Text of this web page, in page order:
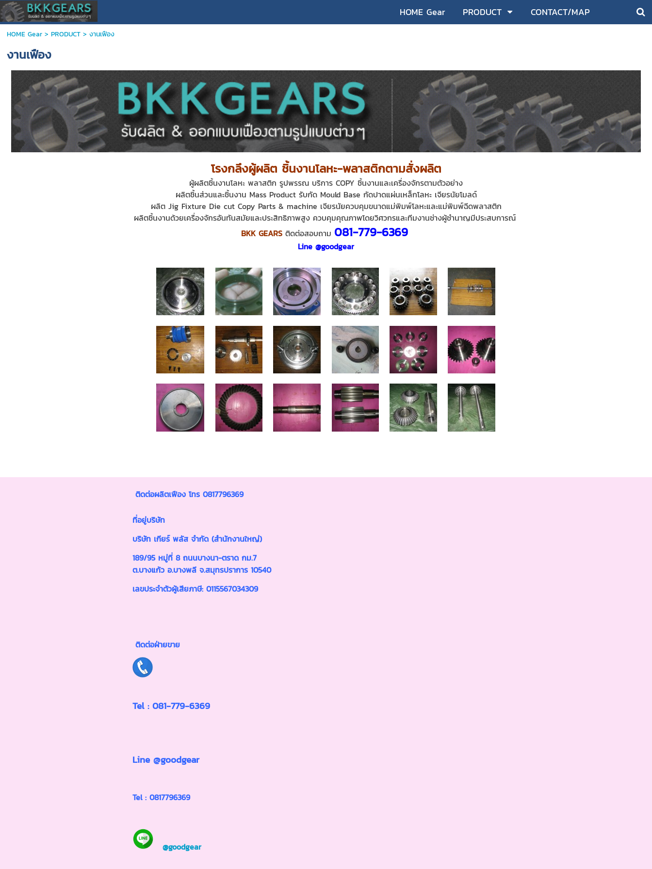
HOME Gear PRODUCT CONTACT/MAP
HOME Gear> PRODUCT> งานเฟือง
งานเฟือง
โรงกลึงผู้ผลิต ชิ้นงานโลหะ-พลาสติกตามสั่งผลิต
ผู้ผลิตชิ้นงานโลหะ พลาสติก รูปพรรณ บริการ COPY ชิ้นงานและเครื่องจักรตามตัวอย่าง
ผลิตชิ้นส่วนและชิ้นงาน Mass Product รับกัด Mould Base กัดปาดแผ่นเหล็กโลหะ เจียรนัยโมลด์
ผลิต Jig Fixture Die cut Copy Parts & machine เจียรนัยควบคุมขนาดแม่พิมพ์โลหะและแม่พิมพ์ฉีดพลาสติก
ผลิตชิ้นงานด้วยเครื่องจักรอันทันสมัยและประสิทธิภาพสูง ควบคุมคุณภาพโดยวิศวกรและทีมงานช่างผู้ชำนาญมีประสบการณ์
BKK GEARS ติดต่อสอบถาม 081-779-6369
Line @goodgear
ติดต่อผลิตเฟือง โทร 0817796369
ที่อยู่บริษัท
บริษัท เกียร์ พลัส จำกัด (สำนักงานใหญ่)
189/95 หมู่ที่ 8 ถนนบางนา-ตราด กม.7
ต.บางแก้ว อ.บางพลี จ.สมุทรปราการ 10540
เลขประจำตัวผู้เสียภาษี: 0115567034309
ติดต่อฝ่ายขาย
Tel : 081-779-6369
Line @goodgear
Tel : 0817796369
@goodgear